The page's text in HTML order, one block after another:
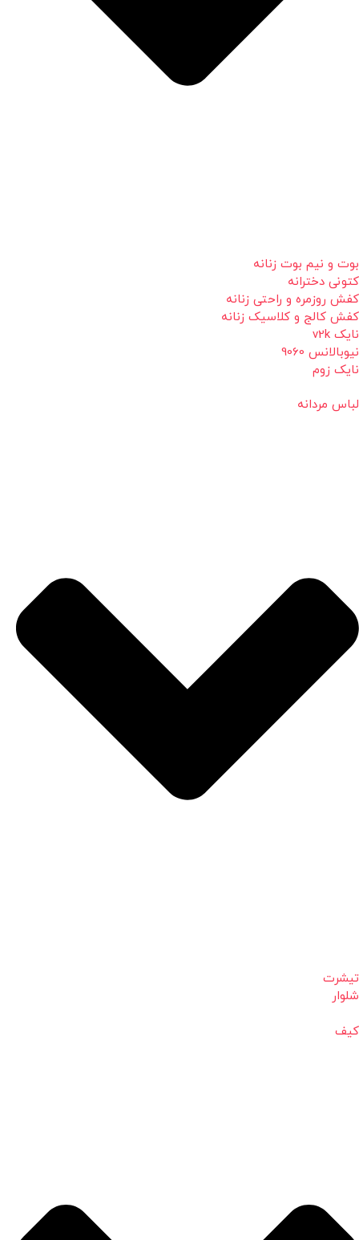
بوت و نیم بوت زنانه
کتونی دخترانه
کفش روزمره و راحتی زنانه
کفش کالج و کلاسیک زنانه
نایک v2k
نیوبالانس 9060
نایک زوم
لباس مردانه
تیشرت
شلوار
کیف